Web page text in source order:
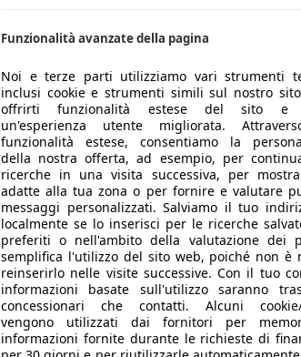
Funzionalità avanzate della pagina
Noi e terze parti utilizziamo vari strumenti
inclusi cookie e strumenti simili sul nostro
offrirti funzionalità estese del sito e
un'esperienza utente migliorata.
funzionalità estese, consentiamo la
della nostra offerta, ad esempio, per
ricerche in una visita successiva, per
adatte alla tua zona o per fornire e valutare
messaggi personalizzati. Salviamo il tuo
localmente se lo inserisci per le ricerche
preferiti o nell'ambito della valutazione dei
semplifica l'utilizzo del sito web, poiché non è
reinserirlo nelle visite successive. Con il tuo
informazioni basate sull'utilizzo saranno
concessionari che contatti. Alcuni cookie/
vengono utilizzati dai fornitori per
informazioni fornite durante le richieste di